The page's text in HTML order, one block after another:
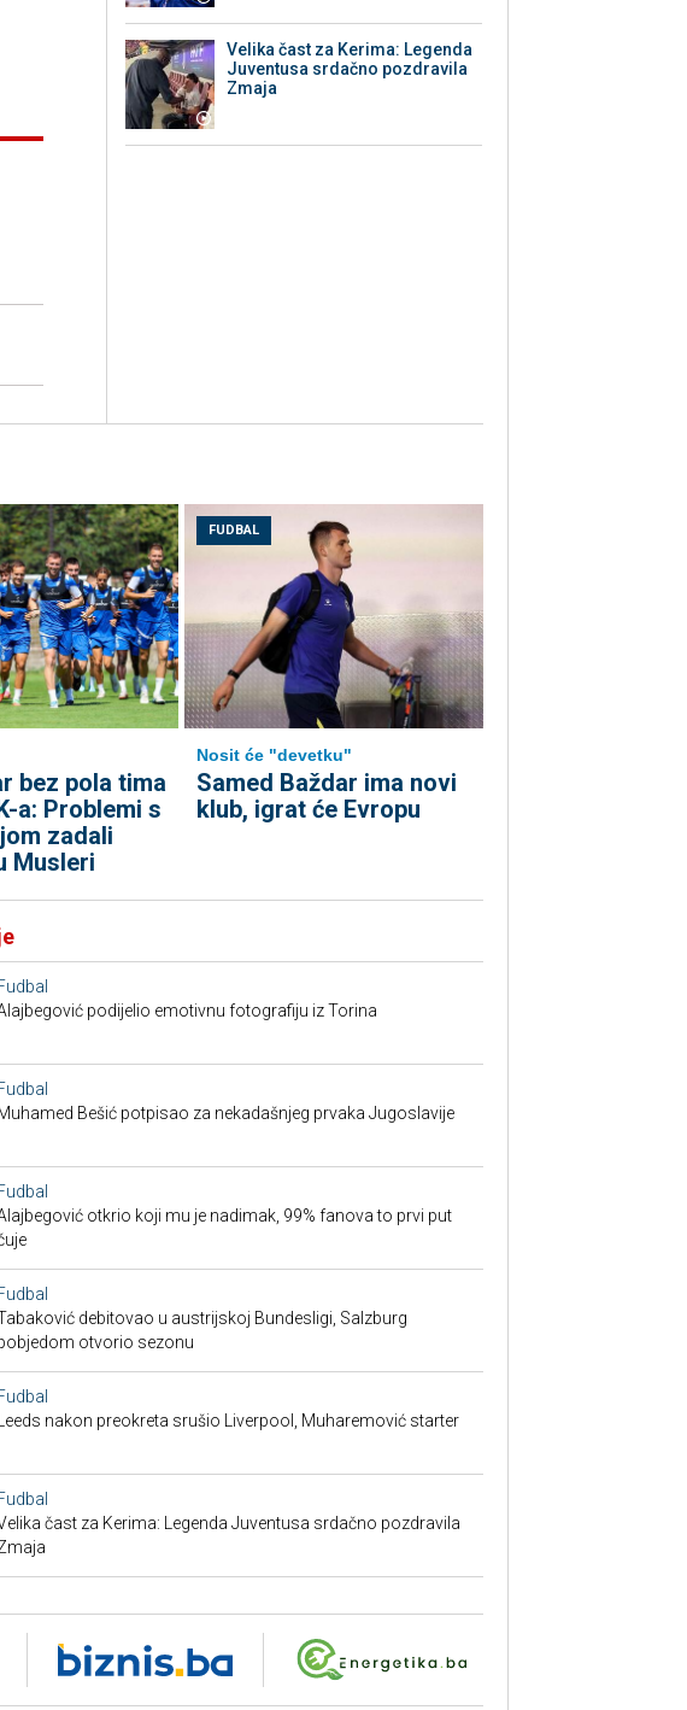
Velika čast za Kerima: Legenda
Juventusa srdačno pozdravila
Zmaja
bez pola tima
a: Problemi s
zadali
Musleri
FUDBAL
Nosit će "devetku"
Samed Baždar ima novi
klub, igrat će Evropu
podijelio emotivnu fotografiju iz Torina
Bešić potpisao za nekadašnjeg prvaka Jugoslavije
otkrio koji mu je nadimak, 99% fanova to prvi put
debitovao u austrijskoj Bundesligi, Salzburg
otvorio sezonu
Leeds nakon preokreta srušio Liverpool, Muharemović starter
čast za Kerima: Legenda Juventusa srdačno pozdravila